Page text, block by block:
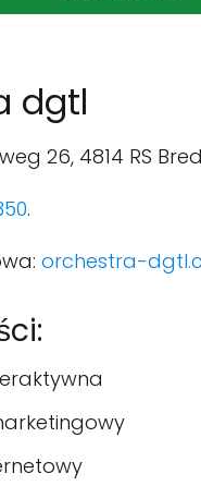
dgtl
26, 4814 RS
.
orchestra-